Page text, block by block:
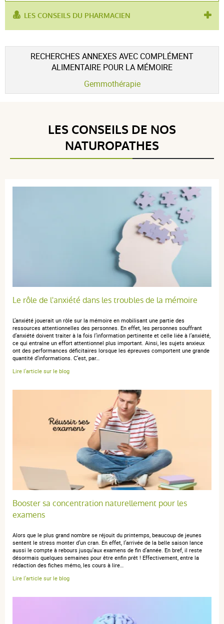
LES CONSEILS DU PHARMACIEN
pour :
stimulant intellectuel
RECHERCHES ANNEXES AVEC COMPLÉMENT
ALIMENTAIRE POUR LA MÉMOIRE
Gemmothérapie
LES CONSEILS DE NOS
NATUROPATHES
Le rôle de l'anxiété dans les troubles de la mémoire
L’anxiété jouerait un rôle sur la mémoire en mobilisant une partie des
ressources attentionnelles des personnes. En effet, les personnes souffrant
d’anxiété doivent traiter à la fois l’information pertinente et celle liée à l’anxiété,
ce qui entraîne un effort attentionnel plus important. Ainsi, les sujets anxieux
ont des performances déficitaires lorsque les épreuves comportent une grande
quantité d’informations. C’est, par…
Lire l'article sur le blog
Booster sa concentration naturellement pour les
examens
Alors que le plus grand nombre se réjouit du printemps, beaucoup de jeunes
sentent le stress monter d’un cran. En effet, l’arrivée de la belle saison lance
aussi le compte à rebours jusqu’aux examens de fin d’année. En bref, il reste
désormais quelques semaines pour être enfin prêt ! Effectivement, entre la
rédaction des fiches mémo, les cours à lire…
Lire l'article sur le blog